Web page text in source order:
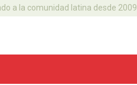
a la comunidad latina desde 2009